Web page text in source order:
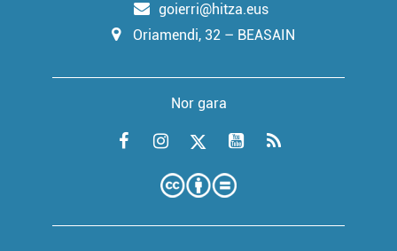
goierri@hitza.eus
Oriamendi, 32 – BEASAIN
Nor gara